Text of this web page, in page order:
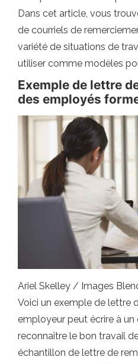
Dans cet article, vous
de courriels de
variété de situations de
utiliser comme modèles
Exemple de lettre
des employés
Ariel Skelley / Images
Voici un exemple de lettre
employeur peut écrire à
reconnaître le bon travail
échantillon de lettre de